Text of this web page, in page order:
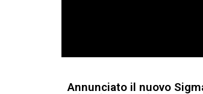
Annunciato il nuovo